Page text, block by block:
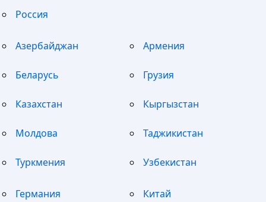
Россия
Азербайджан Армения
Беларусь Грузия
Казахстан Кыргызстан
Молдова Таджикистан
Туркмения Узбекистан
Германия Китай